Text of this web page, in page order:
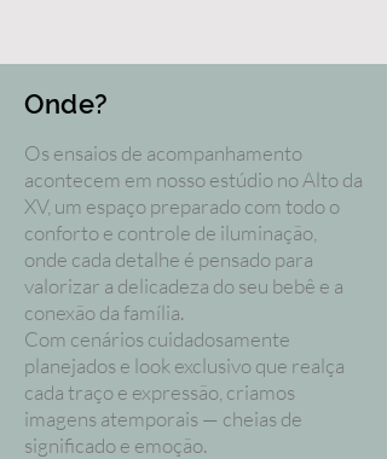
Onde?
Os ensaios de acompanhamento
acontecem em nosso estúdio no Alto da
XV, um espaço preparado com todo o
conforto e controle de iluminação,
onde cada detalhe é pensado para
valorizar a delicadeza do seu bebê e a
conexão da família.
Com cenários cuidadosamente
planejados e look exclusivo que realça
cada traço e expressão, criamos
imagens atemporais — cheias de
significado e emoção.